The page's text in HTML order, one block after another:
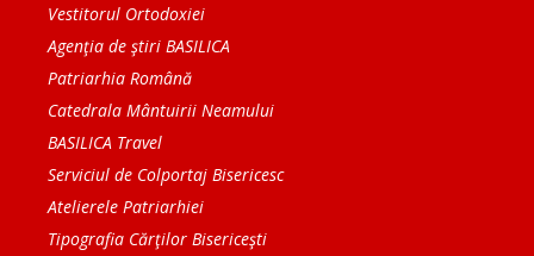
Vestitorul Ortodoxiei
Agenţia de ştiri BASILICA
Patriarhia Română
Catedrala Mântuirii Neamului
BASILICA Travel
Serviciul de Colportaj Bisericesc
Atelierele Patriarhiei
Tipografia Cărţilor Bisericeşti